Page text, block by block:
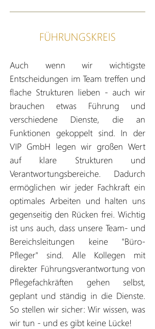
FÜHRUNGSKREIS
Auch wenn wir wichtigste
Entscheidungen im Team treffen und
flache Strukturen lieben - auch wir
brauchen etwas Führung und
verschiedene Dienste, die an
Funktionen gekoppelt sind. In der
VIP GmbH legen wir großen Wert
auf klare Strukturen und
Verantwortungsbereiche. Dadurch
ermöglichen wir jeder Fachkraft ein
optimales Arbeiten und halten uns
gegenseitig den Rücken frei. Wichtig
ist uns auch, dass unsere Team- und
Bereichsleitungen keine "Büro-
Pfleger" sind. Alle Kollegen mit
direkter Führungsverantwortung von
Pflegefachkräften gehen selbst,
geplant und ständig in die Dienste.
So stellen wir sicher: Wir wissen, was
wir tun - und es gibt keine Lücke!